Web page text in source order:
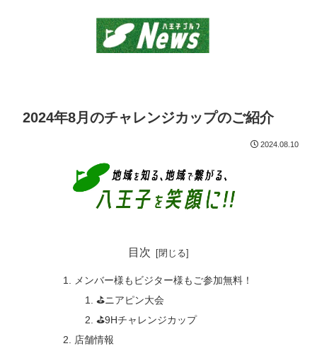
2024年8月のチャレンジカップのご紹介
2024.08.10
目次
メンバー様もビジター様もご参加無料！
⛳️ニアピン大会
⛳️9Hチャレンジカップ
店舗情報